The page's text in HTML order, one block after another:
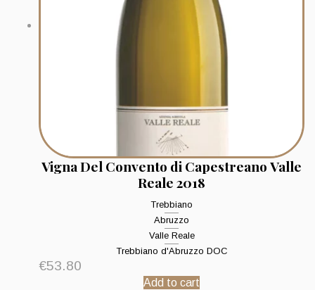
Vigna Del Convento di Capestreano Valle
Reale 2018
Trebbiano
Abruzzo
Valle Reale
Trebbiano d'Abruzzo DOC
€53.80
Add to cart